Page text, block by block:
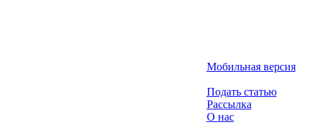
Мобильная версия
Подать статью
Рассылка
О нас